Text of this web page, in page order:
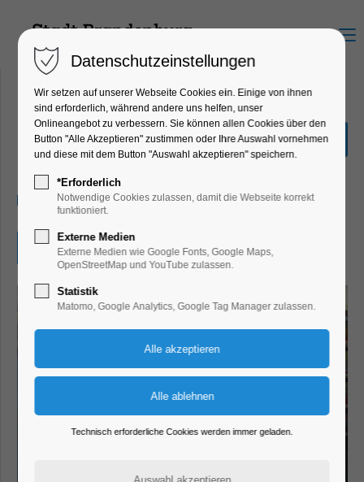
Menu
Erich Kästner
Bildung, Vortrag, Kinder, Jugend
10.02.2026, 09:00–10:00
Eintritt frei
Datenschutzeinstellungen
Wir setzen auf unserer Webseite Cookies ein. Einige von ihnen
sind erforderlich, während andere uns helfen, unser
Onlineangebot zu verbessern. Sie können allen Cookies über den
Button "Alle Akzeptieren" zustimmen oder Ihre Auswahl vornehmen
und diese mit dem Button "Auswahl akzeptieren" speichern.
*Erforderlich
Notwendige Cookies zulassen, damit die Webseite korrekt
funktioniert.
Externe Medien
Externe Medien wie Google Fonts, Google Maps,
OpenStreetMap und YouTube zulassen.
Statistik
Matomo, Google Analytics, Google Tag Manager zulassen.
Technisch erforderliche Cookies werden immer geladen.